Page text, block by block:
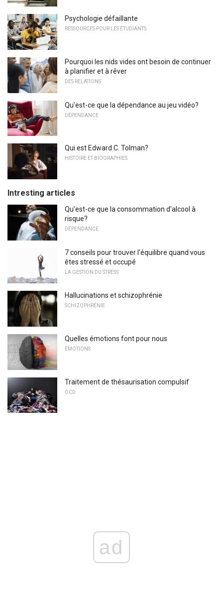
Psychologie défaillante
RESSOURCES POUR LES ÉTUDIANTS
Pourquoi les nids vides ont besoin de continuer
à planifier et à rêver
DES RELATIONS
Qu'est-ce que la dépendance au jeu vidéo?
DÉPENDANCE
Qui est Edward C. Tolman?
HISTOIRE ET BIOGRAPHIES
Intresting articles
Qu'est-ce que la consommation d'alcool à
risque?
DÉPENDANCE
7 conseils pour trouver l'équilibre quand vous
êtes stressé et occupé
LA GESTION DU STRESS
Hallucinations et schizophrénie
SCHIZOPHRÉNIE
Quelles émotions font pour nous
ÉMOTIONS
Traitement de thésaurisation compulsif
OCD
ad